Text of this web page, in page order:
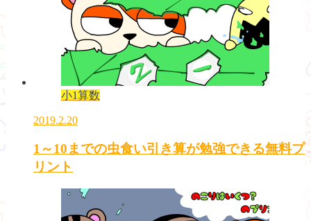
小1算数
2019.2.20
1～10までの虫食い引き算が勉強できる無料プ
リント